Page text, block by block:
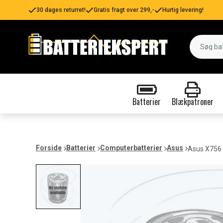
30 dages returret! Gratis fragt over 299,- Hurtig levering!
Batterier Blækpatroner
Forside Batterier Computerbatterier Asus Asus X756